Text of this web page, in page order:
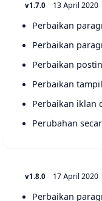
v1.7.0 13 April 2020
Perbaikan
Perbaikan
Perbaikan
Perbaikan
Perbaikan iklan
Perubahan
v1.8.0 17 April 2020
Perbaikan